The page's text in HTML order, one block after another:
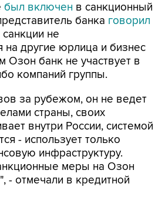
был включен в санкционный
банка говорил
не
на другие юрлица и бизнес
Озон банк не участвует в
компаний группы.
за рубежом, он не ведет
страны, своих
внутри России, системой
- использует только
инфраструктуру.
меры на Озон
- отмечали в кредитной